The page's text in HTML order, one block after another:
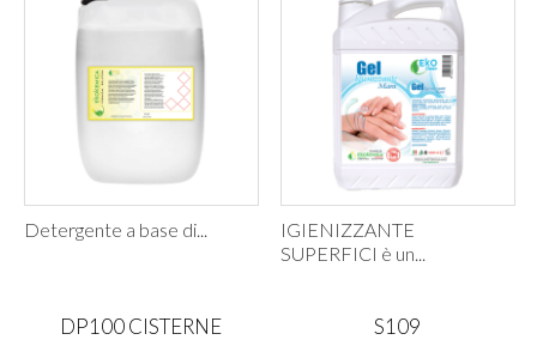
Detergente a base di...
IGIENIZZANTE
SUPERFICI è un...
DP100 CISTERNE S109